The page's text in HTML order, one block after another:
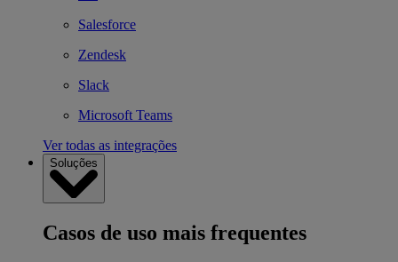
Salesforce
Zendesk
Slack
Microsoft Teams
Ver todas as integrações
Soluções
Casos de uso mais frequentes